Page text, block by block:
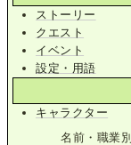
ストーリー
クエスト
イベント
設定・用語
キャラクター
名前・職業別